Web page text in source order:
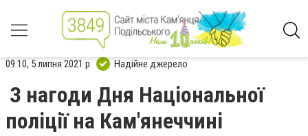
09:10, 5 липня 2021 р. Надійне джерело
З нагоди Дня Національної
поліції на Кам'янеччині